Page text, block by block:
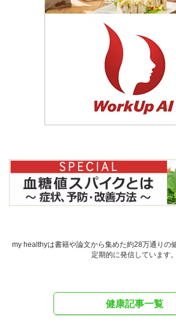
my healthyは書籍や論文から集めた約28万通りの
定期的に発信しています。
健康記事一覧